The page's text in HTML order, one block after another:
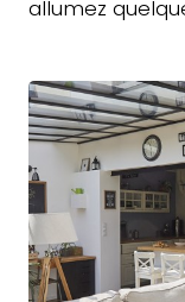
allumez